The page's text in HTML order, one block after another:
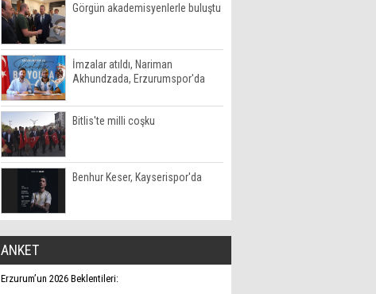
Görgün akademisyenlerle buluştu
İmzalar atıldı, Nariman
Akhundzada, Erzurumspor'da
Bitlis'te milli coşku
Benhur Keser, Kayserispor'da
ANKET
Erzurum’un 2026 Beklentileri: